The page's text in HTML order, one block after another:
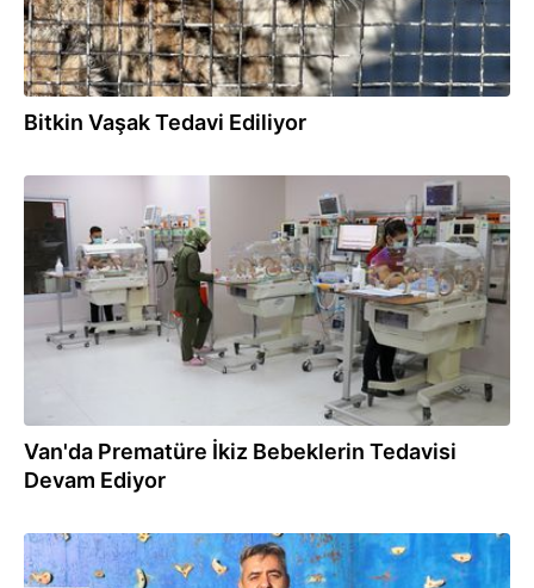
Bitkin Vaşak Tedavi Ediliyor
17.11.2025
Van'da Prematüre İkiz Bebeklerin Tedavisi
Devam Ediyor
09.11.2025